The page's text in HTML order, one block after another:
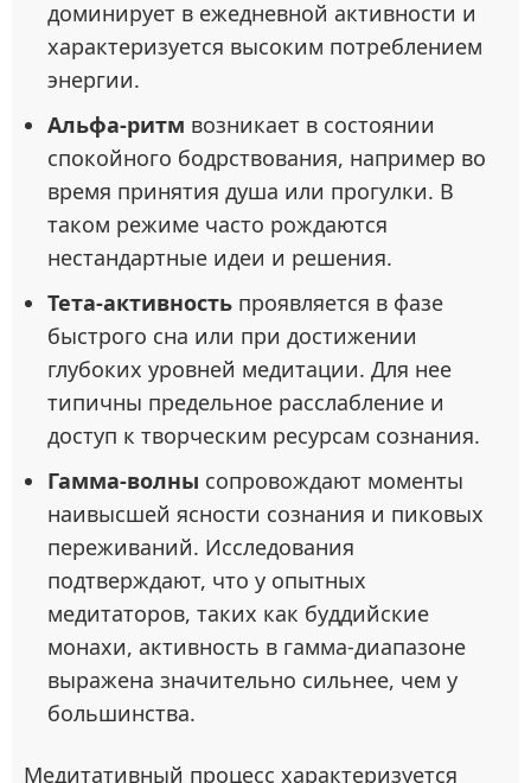
доминирует в ежедневной активности и
характеризуется высоким потреблением
энергии.
Альфа-ритм возникает в состоянии
спокойного бодрствования, например во
время принятия душа или прогулки. В
таком режиме часто рождаются
нестандартные идеи и решения.
Тета-активность проявляется в фазе
быстрого сна или при достижении
глубоких уровней медитации. Для нее
типичны предельное расслабление и
доступ к творческим ресурсам сознания.
Гамма-волны сопровождают моменты
наивысшей ясности сознания и пиковых
переживаний. Исследования
подтверждают, что у опытных
медитаторов, таких как буддийские
монахи, активность в гамма-диапазоне
выражена значительно сильнее, чем у
большинства.
Медитативный процесс характеризуется